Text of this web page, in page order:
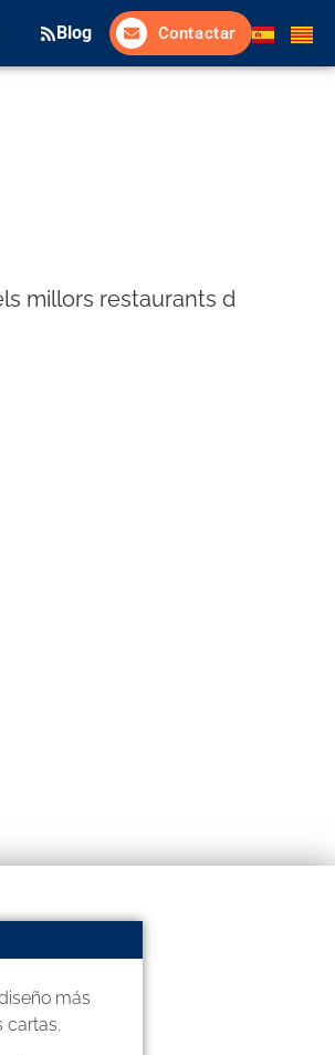
Blog Contactar
millors restaurants d
más
cartas.